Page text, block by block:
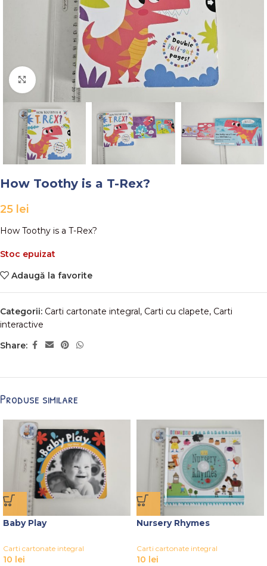
Faceți click pentru a mări
How Toothy is a T-Rex?
25 lei
How Toothy is a T-Rex?
Stoc epuizat
Adaugă la favorite
Categorii: Carti cartonate integral , Carti cu clapete, Carti
interactive
Share:
Produse similare
Baby Play
Carti cartonate integral
10 lei
Nursery Rhymes
Carti cartonate integral
10 lei